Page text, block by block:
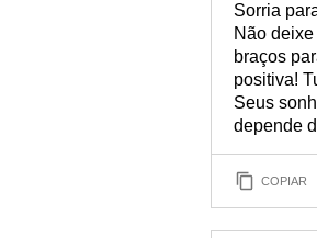
Sorria
Não
braços
positiva!
Seus
depende
COPIAR